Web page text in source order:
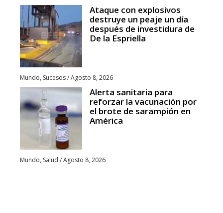
Ataque con explosivos
destruye un peaje un día
después de investidura de
De la Espriella
Mundo, Sucesos/Agosto 8, 2026
Alerta sanitaria para
reforzar la vacunación por
el brote de sarampión en
América
Mundo, Salud /Agosto 8, 2026